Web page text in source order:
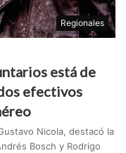
Regionales
está de
efectivos
Nicola, destacó la
Bosch y Rodrigo